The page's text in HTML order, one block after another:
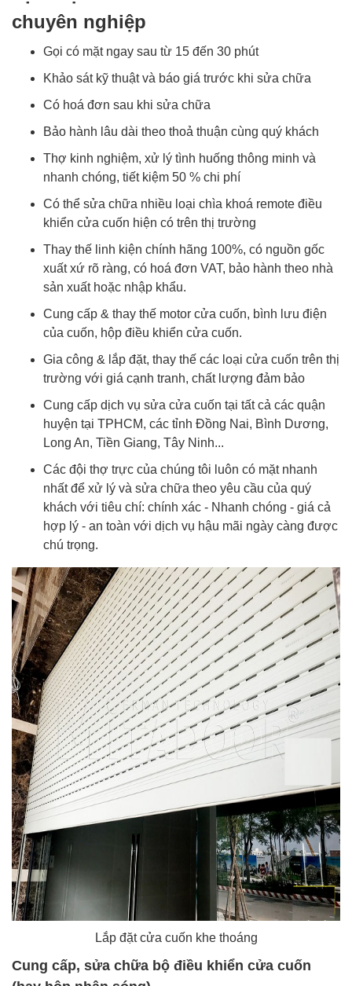
chuyên nghiệp
Gọi có mặt ngay sau từ 15 đến 30 phút
Khảo sát kỹ thuật và báo giá trước khi sửa chữa
Có hoá đơn sau khi sửa chữa
Bảo hành lâu dài theo thoả thuận cùng quý khách
Thợ kinh nghiệm, xử lý tình huống thông minh và
nhanh chóng, tiết kiệm 50 % chi phí
Có thể sửa chữa nhiều loại chìa khoá remote điều
khiển cửa cuốn hiện có trên thị trường
Thay thế linh kiện chính hãng 100%, có nguồn gốc
xuất xứ rõ ràng, có hoá đơn VAT, bảo hành theo nhà
sản xuất hoặc nhập khẩu.
Cung cấp & thay thế motor cửa cuốn, bình lưu điện
của cuốn, hộp điều khiển cửa cuốn.
Gia công & lắp đặt, thay thế các loại cửa cuốn trên thị
trường với giá cạnh tranh, chất lượng đảm bảo
Cung cấp dịch vụ sửa cửa cuốn tại tất cả các quận
huyện tại TPHCM, các tỉnh Đồng Nai, Bình Dương,
Long An, Tiền Giang, Tây Ninh...
Các đội thợ trực của chúng tôi luôn có mặt nhanh
nhất để xử lý và sửa chữa theo yêu cầu của quý
khách với tiêu chí: chính xác - Nhanh chóng - giá cả
hợp lý - an toàn với dịch vụ hậu mãi ngày càng được
chú trọng.
Lắp đặt cửa cuốn khe thoáng
Cung cấp, sửa chữa bộ điều khiển cửa cuốn